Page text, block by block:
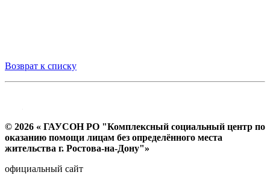
Возврат к списку
© 2026 « ГАУСОН РО "Комплексный социальный центр по
оказанию помощи лицам без определённого места
жительства г. Ростова-на-Дону"»
официальный сайт